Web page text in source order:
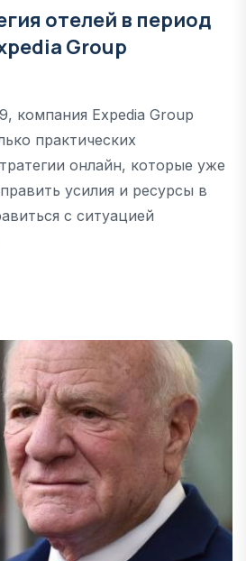
отелей в период
Group
компания Expedia Group
практических
онлайн, которые уже
усилия и ресурсы в
с ситуацией